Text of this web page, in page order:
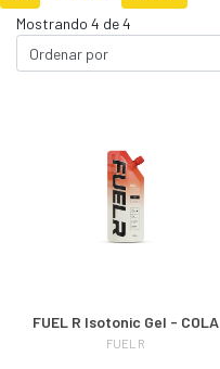
Mostrando 4 de 4
FUEL R Isotonic Gel - COLA
FUEL R